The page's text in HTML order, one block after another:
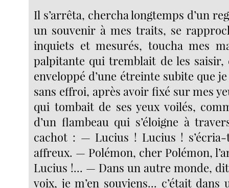
Il s’arrêta, chercha longtemps d’un
un souvenir à mes traits, se
inquiets et mesurés, toucha mes
palpitante qui tremblait de les saisir,
enveloppé d’une étreinte subite que
sans effroi, après avoir fixé sur mes
qui tombait de ses yeux voilés,
d’un flambeau qui s’éloigne à
cachot : — Lucius ! Lucius !
affreux. — Polémon, cher Polémon,
Lucius !... — Dans un autre monde,
voix, je m’en souviens... c’était